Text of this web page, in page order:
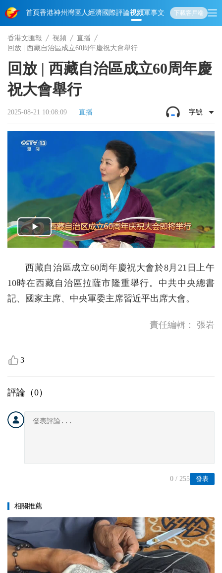
首頁香港神州 灣區人經濟國際評論視頻軍事文化 娛樂生活教育體
下載客戶端
香港文匯報 視頻
直播
回放 | 西藏自治區成立60周年慶祝大會舉行
回放 | 西藏自治區成立60周年慶
祝大會舉行
2025-08-21 10:08:09 直播 字號
西藏自治區成立60周年慶祝大會於8月21日上午
10時在西藏自治區拉薩市隆重舉行。中共中央總書
記、國家主席、中央軍委主席習近平出席大會。
責任編輯： 張岩
3
評論（0）
發表
0 / 255
相關推薦